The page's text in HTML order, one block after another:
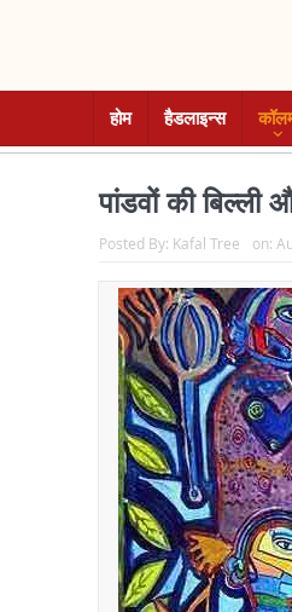
होम हैडलाइन्स
पांडवों की बिल्ली
Posted By: Kafal Tree on: